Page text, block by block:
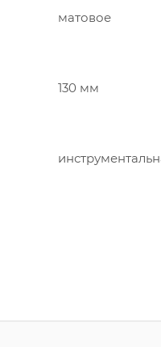
матовое
130 мм